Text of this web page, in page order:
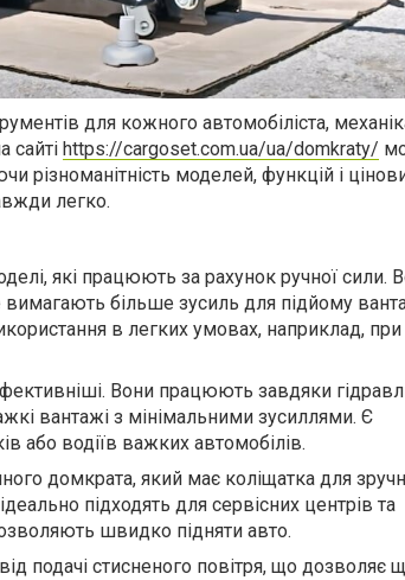
для кожного автомобіліста,
сайті https://cargoset.com.ua/ua/domkraty/
різноманітність моделей, функцій і
легко.
які працюють за рахунок ручної сили.
вимагають більше зусиль для підйому
в легких умовах, наприклад, при
Вони працюють завдяки
вантажі з мінімальними зусиллями. Є
або водіїв важких автомобілів.
домкрата, який має коліщатка для
підходять для сервісних центрів та
швидко підняти авто.
подачі стисненого повітря, що дозволяє